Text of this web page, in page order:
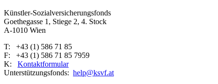
Künstler-Sozialversicherungsfonds
Goethegasse 1, Stiege 2, 4. Stock
A-1010 Wien
T: +43 (1) 586 71 85
F: +43 (1) 586 71 85 7959
K: Kontaktformular
Unterstützungsfonds: help@ksvf.at